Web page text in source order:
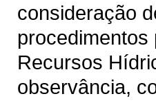
consideração
procedimentos
Recursos
observância,